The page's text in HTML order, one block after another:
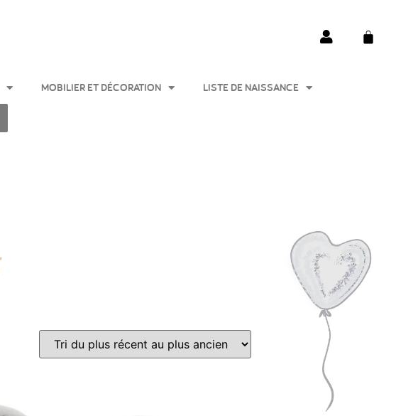
MOBILIER ET DÉCORATION LISTE DE NAISSANCE